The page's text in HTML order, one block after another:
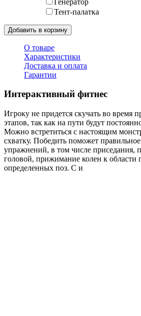
Тент-палатка
Добавить в корзину
О товаре
Характеристики
Доставка и оплата
Гарантии
Интерактивный фитнес
Игроку не придется скучать во время
этапов, так как на пути будут
Можно встретиться с настоящим
схватку. Победить поможет
упражнений, в том числе приседания,
головой, прижимание колен к области
определенных поз. С и